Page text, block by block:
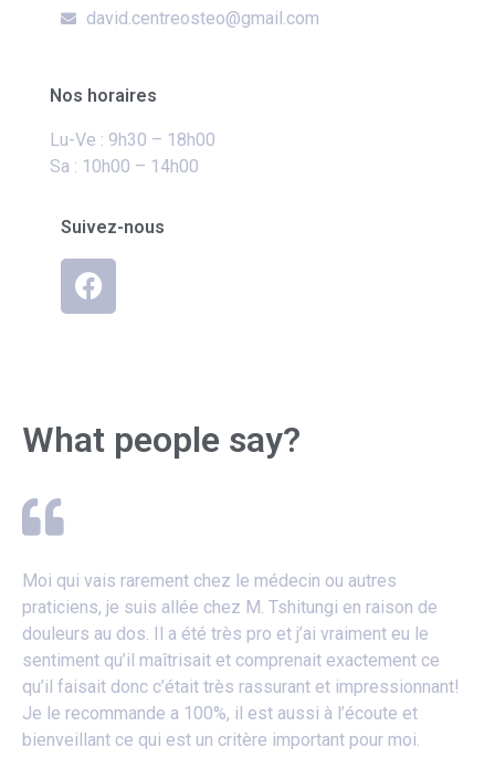
david.centreosteo@gmail.com
Nos horaires
Lu-Ve : 9h30 – 18h00
Sa : 10h00 – 14h00
Suivez-nous
What people say?
Moi qui vais rarement chez le médecin ou autres
praticiens, je suis allée chez M. Tshitungi en raison de
douleurs au dos. Il a été très pro et j’ai vraiment eu le
sentiment qu’il maîtrisait et comprenait exactement ce
qu’il faisait donc c’était très rassurant et impressionnant!
Je le recommande a 100%, il est aussi à l’écoute et
bienveillant ce qui est un critère important pour moi.